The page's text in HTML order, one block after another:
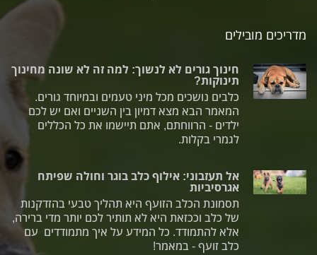
מדריכים מובילים
חינוך גורים לא לנשוך: למה זה לא שונה מחינוך
תינוקות?
כלבים נושכים מכל מיני טעמים ובמיוחד גורים.
המאמר הבא מצא דמיון בין השניים ואם יש לכם
ילדים - הרווחתם, אתם תיישמו את כל הכללים
לגמרי בקלות.
אל תעזבוני: אילוף כלב בוגר וחולה שפיתח
אגרסיביות
תסמונת הכלב הזועף היא תהליך טבעי בהזדקנות
של כלב וככזאת היא לא תותיר לכם יותר מדי ברירה,
אלא להתמודד. כל המידע על איך מתמודדים עם
כלב זועף - במאמר!